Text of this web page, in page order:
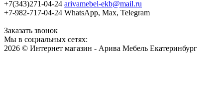
+7(343)271-04-24 arivamebel-ekb@mail.ru
+7-982-717-04-24 WhatsApp, Max, Telegram
Заказать звонок
Мы в социальных сетях:
2026 © Интернет магазин - Арива Мебель Екатеринбург